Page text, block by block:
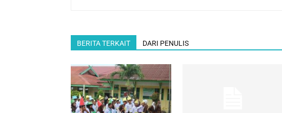
BERITA TERKAIT DARI PENULIS